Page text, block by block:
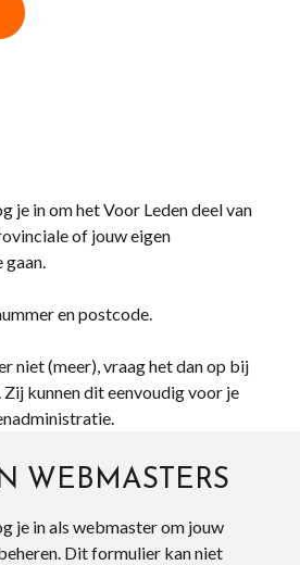
je in om het Voor Leden deel van
of jouw eigen
en postcode.
niet (meer), vraag het dan op bij
kunnen dit eenvoudig voor je
WEBMASTERS
je in als webmaster om jouw
Dit formulier kan niet